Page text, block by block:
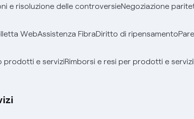
e risoluzione delle controversieNegoziazione
WebAssistenza FibraDiritto di ripensamento
prodotti e serviziRimborsi e resi per prodotti e servizi